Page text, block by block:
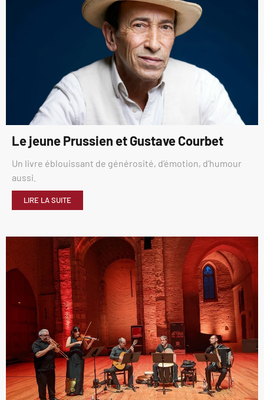
Le jeune Prussien et Gustave Courbet
Un livre éblouissant de générosité, d’émotion, d’humour
aussi.
LIRE LA SUITE